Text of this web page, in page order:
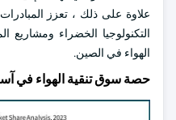
علاوة على ذلك ، تعزز
التكنولوجيا الخضراء ومشاريع
الهواء في الصين.
حصة سوق تنقية الهواء في